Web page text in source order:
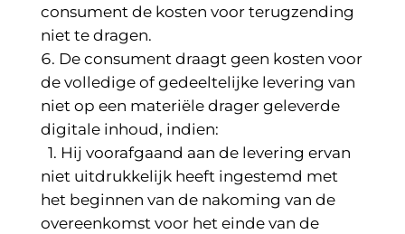
consument de kosten voor terugzending
niet te dragen.
De consument draagt geen kosten voor
de volledige of gedeeltelijke levering van
niet op een materiële drager geleverde
digitale inhoud, indien:
1. Hij voorafgaand aan de levering ervan
niet uitdrukkelijk heeft ingestemd met
het beginnen van de nakoming van de
overeenkomst voor het einde van de